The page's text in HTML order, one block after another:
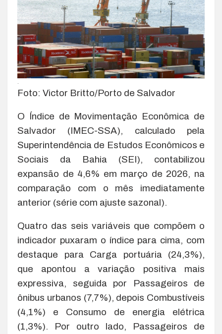
Foto: Victor Britto/Porto de Salvador
O Índice de Movimentação Econômica de
Salvador (IMEC-SSA), calculado pela
Superintendência de Estudos Econômicos e
Sociais da Bahia (SEI), contabilizou
expansão de 4,6% em março de 2026, na
comparação com o mês imediatamente
anterior (série com ajuste sazonal).
Quatro das seis variáveis que compõem o
indicador puxaram o índice para cima, com
destaque para Carga portuária (24,3%),
que apontou a variação positiva mais
expressiva, seguida por Passageiros de
ônibus urbanos (7,7%), depois Combustíveis
(4,1%) e Consumo de energia elétrica
(1,3%). Por outro lado, Passageiros de